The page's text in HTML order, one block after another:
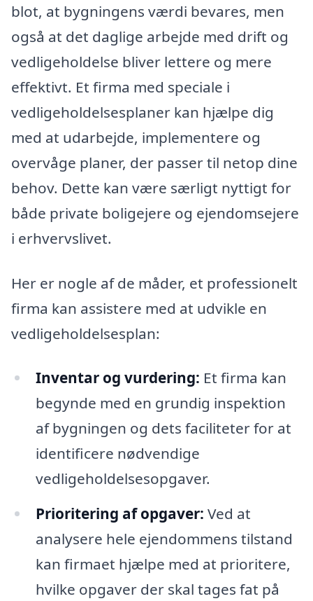
blot, at bygningens værdi bevares, men
også at det daglige arbejde med drift og
vedligeholdelse bliver lettere og mere
effektivt. Et firma med speciale i
vedligeholdelsesplaner kan hjælpe dig
med at udarbejde, implementere og
overvåge planer, der passer til netop dine
behov. Dette kan være særligt nyttigt for
både private boligejere og ejendomsejere
i erhvervslivet.
Her er nogle af de måder, et professionelt
firma kan assistere med at udvikle en
vedligeholdelsesplan:
Inventar og vurdering: Et firma kan
begynde med en grundig inspektion
af bygningen og dets faciliteter for at
identificere nødvendige
vedligeholdelsesopgaver.
Prioritering af opgaver: Ved at
analysere hele ejendommens tilstand
kan firmaet hjælpe med at prioritere,
hvilke opgaver der skal tages fat på